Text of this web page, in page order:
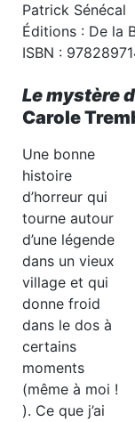
Patrick Sénécal
Éditions : De la
ISBN :
Le mystère
Carole
Une bonne
histoire
d’horreur qui
tourne autour
d’une légende
dans un vieux
village et qui
donne froid
dans le dos à
certains
moments
(même à moi !
). Ce que j’ai